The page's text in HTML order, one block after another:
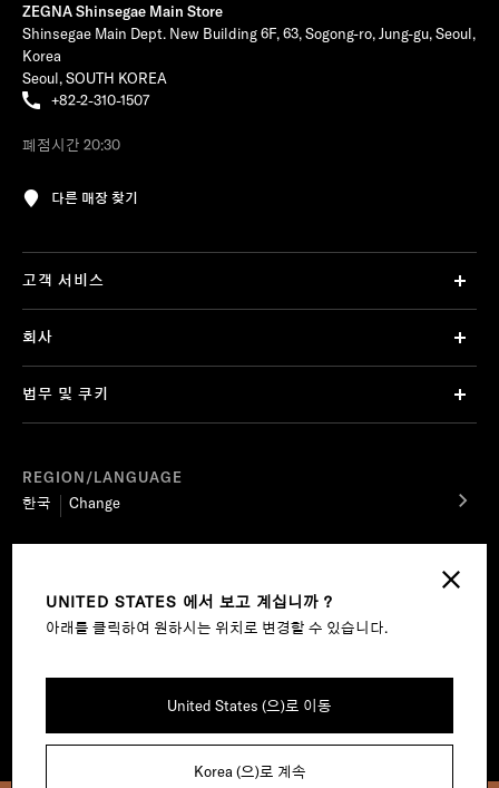
ZEGNA Shinsegae Main Store
Shinsegae Main Dept. New Building 6F, 63, Sogong-ro, Jung-gu, Seoul,
Korea
Seoul, SOUTH KOREA
+82-2-310-1507
폐점시간 20:30
다른 매장 찾기
REGION/LANGUAGE
한국
Change
고객 서비스
회사
법무 및 쿠키
01575911 – registered with the Companies’ Registry of Biella, REA BI-303868, share
UNITED STATES 에서 보고 계십니까 ?
아래를 클릭하여 원하시는 위치로 변경할 수 있습니다.
United States (으)로 이동
Korea (으)로 계속